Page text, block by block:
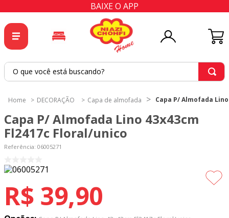
BAIXE O APP
O que você está buscando?
DECORAÇÃO Capa de almofada Capa P/ Almofada
Capa P/ Almofada Lino 43x43cm
Fl2417c Floral/unico
Referência: 06005271
R$ 39,90
2º
tapete
cortina
6º
percal
7º
tecido tricoline